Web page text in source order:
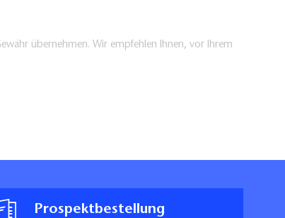
übernehmen. Wir empfehlen Ihnen, vor Ihrem
Prospektbestellung